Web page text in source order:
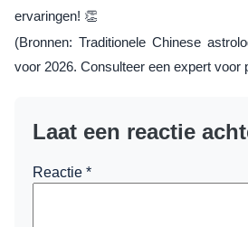
ervaringen! 👏
(Bronnen: Traditionele Chinese
voor 2026. Consulteer een expert voor
Laat een reactie
Reactie *